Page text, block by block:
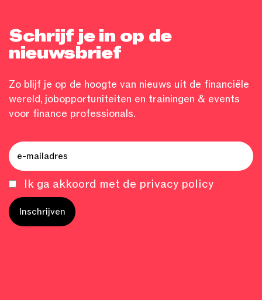
Schrijf je in op de
nieuwsbrief
Zo blijf je op de hoogte van nieuws uit de financiële
wereld, jobopportuniteiten en trainingen & events
voor finance professionals.
Ik ga akkoord met de privacy policy